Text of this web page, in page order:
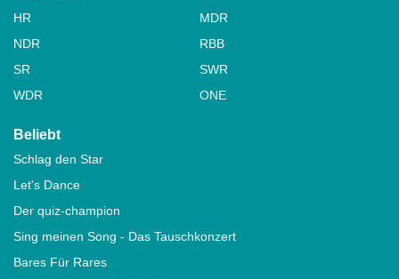
HR
MDR
NDR
RBB
SR
SWR
WDR
ONE
Beliebt
Schlag den Star
Let's Dance
Der quiz-champion
Sing meinen Song - Das Tauschkonzert
Bares Für Rares